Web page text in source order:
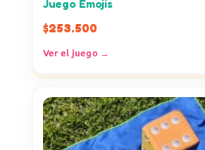
Juego Emojis
$253.500
Ver el juego →